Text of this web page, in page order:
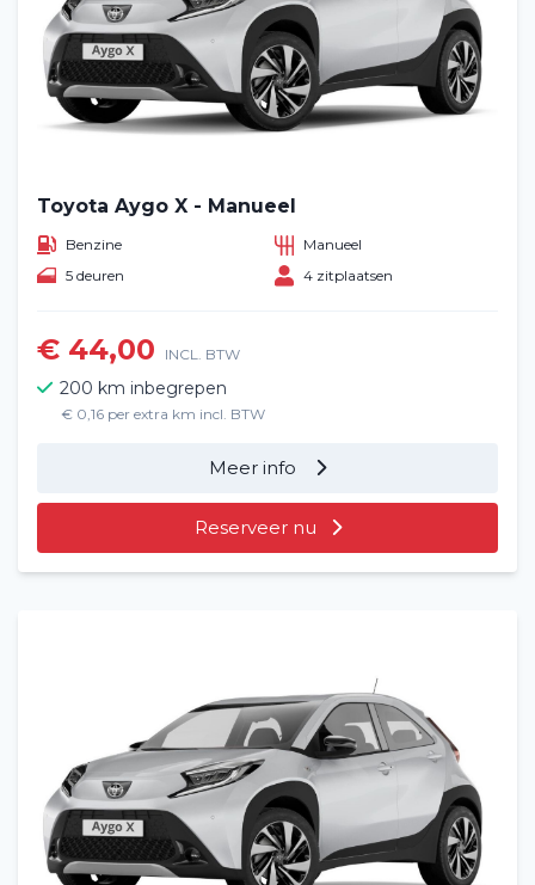
Toyota Aygo X - Manueel
Benzine
Manueel
5 deuren
4 zitplaatsen
€ 44,00 INCL. BTW
200 km inbegrepen
€ 0,16 per extra km incl. BTW
Meer info
Reserveer nu